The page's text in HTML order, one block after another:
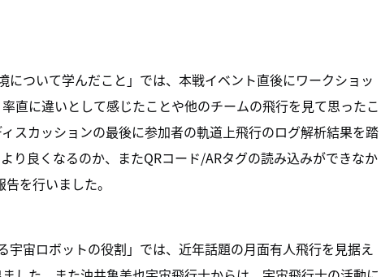
について学んだこと」では、本戦イベント直後にワークショッ
直に違いとして感じたことや他のチームの飛行を見て思ったこ
スカッションの最後に参加者の軌道上飛行のログ解析結果を踏
り良くなるのか、またQRコード/ARタグの読み込みができなか
を行いました。
宇宙ロボットの役割」では、近年話題の月面有人飛行を見据え